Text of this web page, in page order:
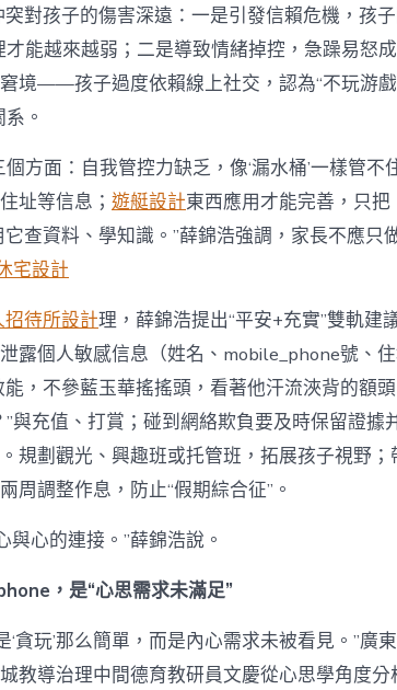
對孩子的傷害深遠：一是引發信賴危機，孩
能越來越弱；二是導致情緒掉控，急躁易怒
境——孩子過度依賴線上社交，認為“不玩游
。
方面：自我管控力缺乏，像‘漏水桶’一樣管不
址等信息； 遊艇設計東西應用才能完善，只把
查資料、學知識。”薛錦浩強調，家長不應只做
宅設計
招待所設計理，薛錦浩提出“平安+充實”雙軌建
露個人敏感信息（姓名、mobile_phone號、
，不參藍玉華搖搖頭，看著他汗流浹背的額
與充值、打賞；碰到網絡欺負要及時保留證據
規劃觀光、興趣班或托管班，拓展孩子視野；
周調整作息，防止“假期綜合征”。
與心的連接。”薛錦浩說。
，是“心思需求未滿足”
貪玩’那么簡單，而是內心需求未被看見。”廣
教導治理中間德育教研員文慶從心思學角度分